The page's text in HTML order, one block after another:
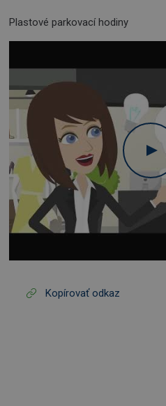
Plastové parkovací hodiny
Kopírovať odkaz